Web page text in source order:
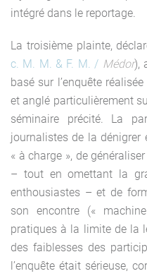
intégré dans le reportage.
La troisième plainte,
c. M. M. & F. M. / Médor),
basé sur l’enquête
et anglé particulièrement
séminaire précité. La
journalistes de la
« à charge », de
– tout en omettant la
enthousiastes – et de
son encontre («
pratiques à la limite de la
des faiblesses des
l’enquête était sérieuse,